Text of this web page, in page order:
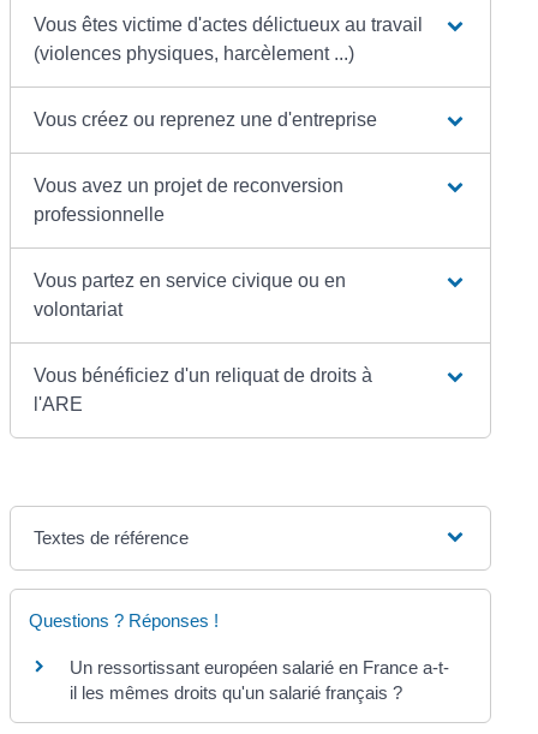
Vous êtes victime d'actes délictueux au travail
(violences physiques, harcèlement ...)
Vous créez ou reprenez une d'entreprise
Vous avez un projet de reconversion
professionnelle
Vous partez en service civique ou en
volontariat
Vous bénéficiez d'un reliquat de droits à
l'ARE
Textes de référence
Questions ? Réponses !
Un ressortissant européen salarié en France a-t-
il les mêmes droits qu'un salarié français ?